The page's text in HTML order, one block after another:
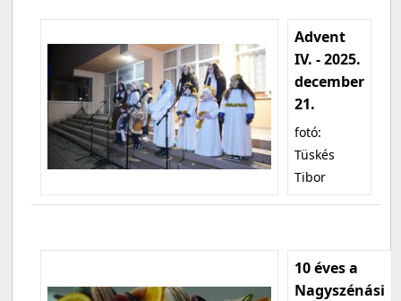
Advent
IV. - 2025.
december
21.
fotó:
Tüskés
Tibor
10 éves a
Nagyszénási